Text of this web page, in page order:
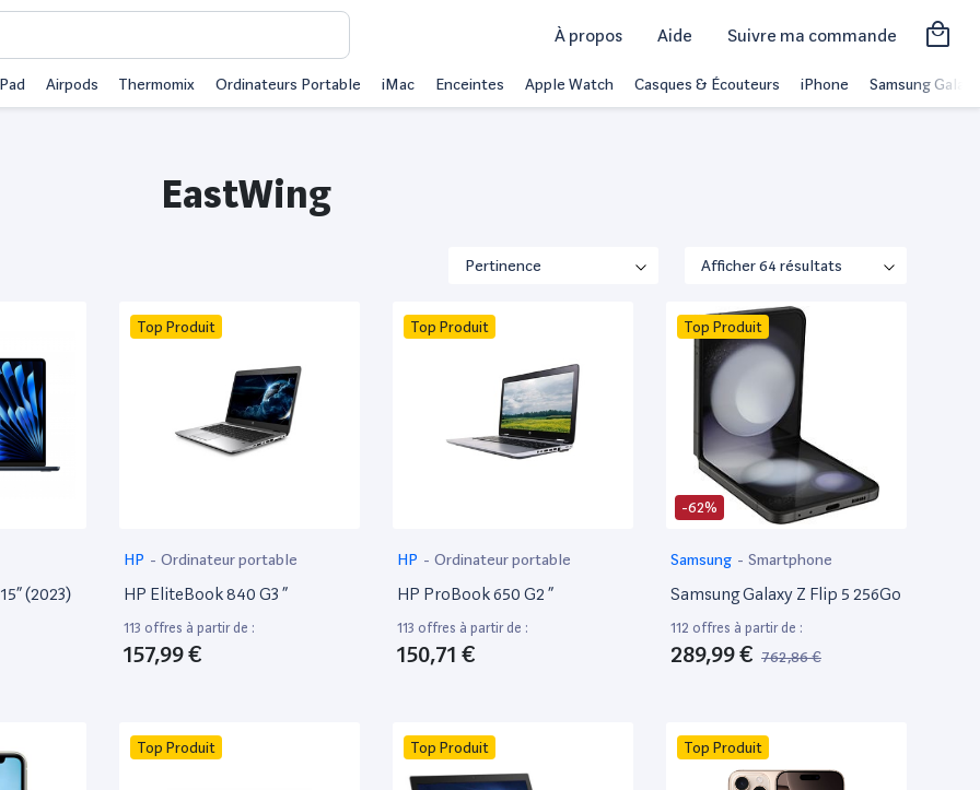
À propos Aide Suivre ma commande
Airpods Thermomix Ordinateurs Portable iMac Enceintes Apple Watch Casques & Écouteurs iPhone Samsung Galaxy
EastWing
(2023)
Top Produit
HP - Ordinateur portable
HP EliteBook 840 G3 ”
113 offres à partir de :
157,99 €
Top Produit
HP - Ordinateur portable
HP ProBook 650 G2 ”
113 offres à partir de :
150,71 €
-62%
Top Produit
Samsung - Smartphone
Samsung Galaxy Z Flip 5 256Go
112 offres à partir de :
289,99 € 762,86 €
Top Produit Top Produit Top Produit